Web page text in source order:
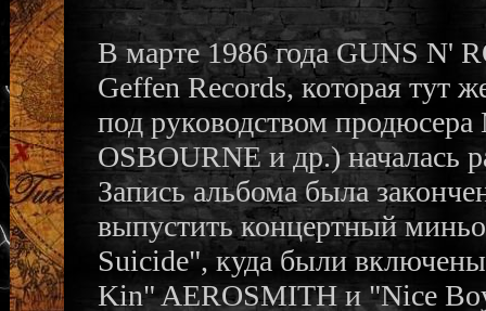
В марте 1986 года GUNS N'
Geffen Records, которая тут
под руководством
OSBOURNE и др.) началась
Запись альбома была
выпустить концертный
Suicide", куда были
Kin" AEROSMITH и "Nice